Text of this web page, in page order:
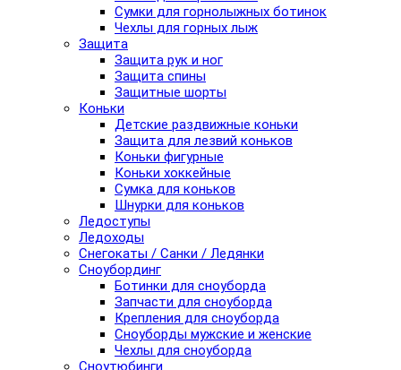
Сумки для горнолыжных ботинок
Чехлы для горных лыж
Защита
Защита рук и ног
Защита спины
Защитные шорты
Коньки
Детские раздвижные коньки
Защита для лезвий коньков
Коньки фигурные
Коньки хоккейные
Сумка для коньков
Шнурки для коньков
Ледоступы
Ледоходы
Снегокаты / Санки / Ледянки
Сноубординг
Ботинки для сноуборда
Запчасти для сноуборда
Крепления для сноуборда
Сноуборды мужские и женские
Чехлы для сноуборда
Сноутюбинги